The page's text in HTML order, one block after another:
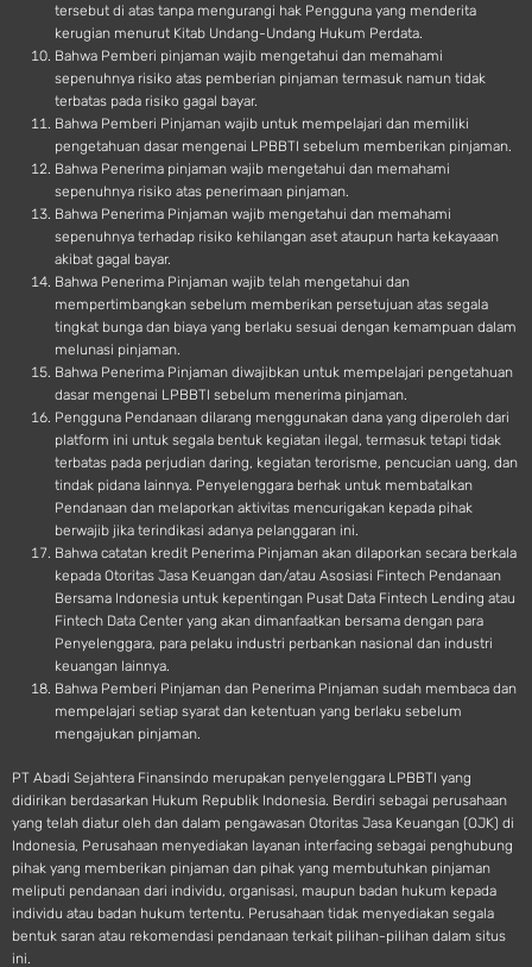
tersebut di atas tanpa mengurangi hak Pengguna yang menderita
kerugian menurut Kitab Undang-Undang Hukum Perdata.
Bahwa Pemberi pinjaman wajib mengetahui dan memahami
sepenuhnya risiko atas pemberian pinjaman termasuk namun tidak
terbatas pada risiko gagal bayar.
Bahwa Pemberi Pinjaman wajib untuk mempelajari dan memiliki
pengetahuan dasar mengenai LPBBTI sebelum memberikan pinjaman.
Bahwa Penerima pinjaman wajib mengetahui dan memahami
sepenuhnya risiko atas penerimaan pinjaman.
Bahwa Penerima Pinjaman wajib mengetahui dan memahami
sepenuhnya terhadap risiko kehilangan aset ataupun harta kekayaaan
akibat gagal bayar.
Bahwa Penerima Pinjaman wajib telah mengetahui dan
mempertimbangkan sebelum memberikan persetujuan atas segala
tingkat bunga dan biaya yang berlaku sesuai dengan kemampuan dalam
melunasi pinjaman.
Bahwa Penerima Pinjaman diwajibkan untuk mempelajari pengetahuan
dasar mengenai LPBBTI sebelum menerima pinjaman.
Pengguna Pendanaan dilarang menggunakan dana yang diperoleh dari
platform ini untuk segala bentuk kegiatan ilegal, termasuk tetapi tidak
terbatas pada perjudian daring, kegiatan terorisme, pencucian uang, dan
tindak pidana lainnya. Penyelenggara berhak untuk membatalkan
Pendanaan dan melaporkan aktivitas mencurigakan kepada pihak
berwajib jika terindikasi adanya pelanggaran ini.
Bahwa catatan kredit Penerima Pinjaman akan dilaporkan secara berkala
kepada Otoritas Jasa Keuangan dan/atau Asosiasi Fintech Pendanaan
Bersama Indonesia untuk kepentingan Pusat Data Fintech Lending atau
Fintech Data Center yang akan dimanfaatkan bersama dengan para
Penyelenggara, para pelaku industri perbankan nasional dan industri
keuangan lainnya.
Bahwa Pemberi Pinjaman dan Penerima Pinjaman sudah membaca dan
mempelajari setiap syarat dan ketentuan yang berlaku sebelum
mengajukan pinjaman.
PT Abadi Sejahtera Finansindo merupakan penyelenggara LPBBTI yang
didirikan berdasarkan Hukum Republik Indonesia. Berdiri sebagai perusahaan
yang telah diatur oleh dan dalam pengawasan Otoritas Jasa Keuangan (OJK) di
Indonesia, Perusahaan menyediakan layanan interfacing sebagai penghubung
pihak yang memberikan pinjaman dan pihak yang membutuhkan pinjaman
meliputi pendanaan dari individu, organisasi, maupun badan hukum kepada
individu atau badan hukum tertentu. Perusahaan tidak menyediakan segala
bentuk saran atau rekomendasi pendanaan terkait pilihan-pilihan dalam situs
ini.